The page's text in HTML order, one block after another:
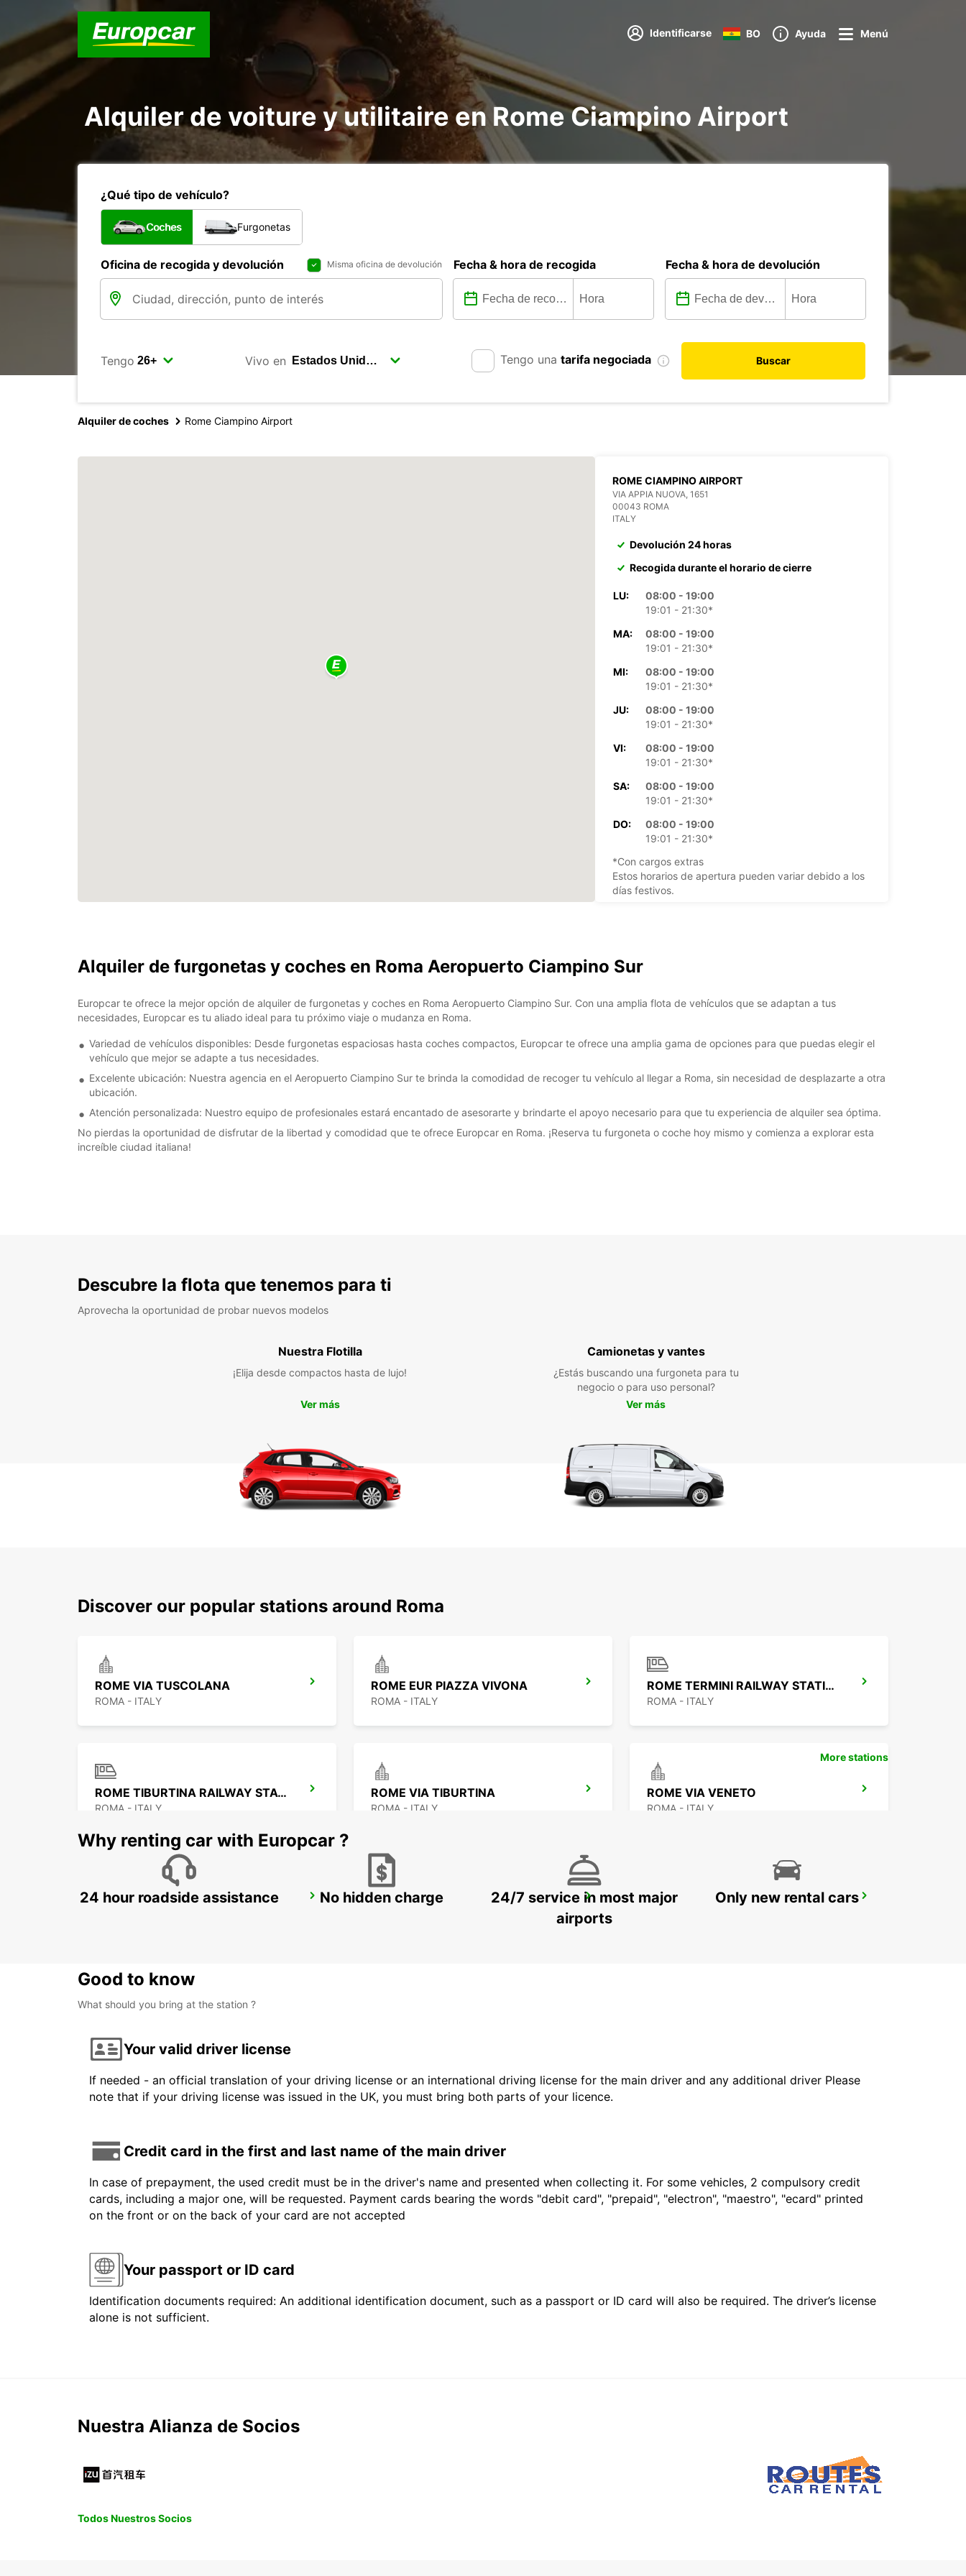
Identificarse BO Ayuda Menú
Alquiler de voiture y utilitaire en Rome Ciampino Airport
¿Qué tipo de vehículo?
Coches Furgonetas
Oficina de recogida y devolución Misma oficina de devolución Fecha & hora de recogida Fecha & hora de devolución
Tengo Vivo en Tengo una tarifa negociada Buscar
Alquiler de coches Rome Ciampino Airport
ROME CIAMPINO AIRPORT
VIA APPIA NUOVA, 1651
00043 ROMA
ITALY
Devolución 24 horas
Recogida durante el horario de cierre
LU:
08:00 - 19:00
19:01 - 21:30*
MA:
08:00 - 19:00
19:01 - 21:30*
MI:
08:00 - 19:00
19:01 - 21:30*
JU:
08:00 - 19:00
19:01 - 21:30*
VI:
08:00 - 19:00
19:01 - 21:30*
SA:
08:00 - 19:00
19:01 - 21:30*
DO:
08:00 - 19:00
19:01 - 21:30*
*Con cargos extras
Estos horarios de apertura pueden variar debido a los
días festivos.
Alquiler de furgonetas y coches en Roma Aeropuerto Ciampino Sur
Europcar te ofrece la mejor opción de alquiler de furgonetas y coches en Roma Aeropuerto Ciampino Sur. Con una amplia flota de vehículos que se adaptan a tus
necesidades, Europcar es tu aliado ideal para tu próximo viaje o mudanza en Roma.
Variedad de vehículos disponibles: Desde furgonetas espaciosas hasta coches compactos, Europcar te ofrece una amplia gama de opciones para que puedas elegir el
vehículo que mejor se adapte a tus necesidades.
Excelente ubicación: Nuestra agencia en el Aeropuerto Ciampino Sur te brinda la comodidad de recoger tu vehículo al llegar a Roma, sin necesidad de desplazarte a otra
ubicación.
Atención personalizada: Nuestro equipo de profesionales estará encantado de asesorarte y brindarte el apoyo necesario para que tu experiencia de alquiler sea óptima.
No pierdas la oportunidad de disfrutar de la libertad y comodidad que te ofrece Europcar en Roma. ¡Reserva tu furgoneta o coche hoy mismo y comienza a explorar esta
increíble ciudad italiana!
Descubre la flota que tenemos para ti
Aprovecha la oportunidad de probar nuevos modelos
Nuestra Flotilla
¡Elija desde compactos hasta de lujo!
Ver más
Camionetas y vantes
¿Estás buscando una furgoneta para tu
negocio o para uso personal?
Ver más
Discover our popular stations around Roma
ROME VIA TUSCOLANA
ROMA - ITALY
ROME EUR PIAZZA VIVONA
ROMA - ITALY
ROME TERMINI RAILWAY STATION
ROMA - ITALY
ROME TIBURTINA RAILWAY STATION
ROMA - ITALY
ROME VIA TIBURTINA
ROMA - ITALY
ROME VIA VENETO
ROMA - ITALY
POMEZIA ROME VIA CIPRO (VATICAN) ROME VIA DEI PRATI FISCALI
More stations
Why renting car with Europcar ?
24 hour roadside assistance No hidden charge
24/7 service in most major
airports
Only new rental cars
Good to know
What should you bring at the station ?
Your valid driver license
If needed - an official translation of your driving license or an international driving license for the main driver and any additional driver Please
note that if your driving license was issued in the UK, you must bring both parts of your licence.
Credit card in the first and last name of the main driver
In case of prepayment, the used credit must be in the driver's name and presented when collecting it. For some vehicles, 2 compulsory credit
cards, including a major one, will be requested. Payment cards bearing the words "debit card", "prepaid", "electron", "maestro", "ecard" printed
on the front or on the back of your card are not accepted
Your passport or ID card
Identification documents required: An additional identification document, such as a passport or ID card will also be required. The driver’s license
alone is not sufficient.
Nuestra Alianza de Socios
Todos Nuestros Socios